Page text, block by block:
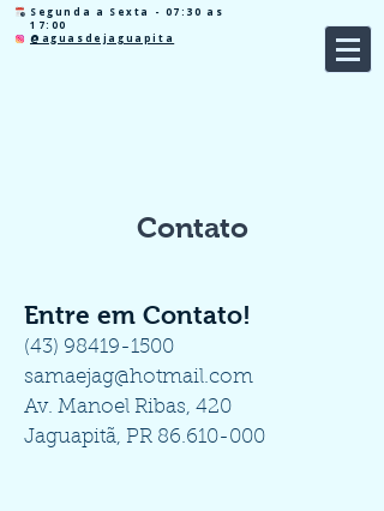
@aguasdejaguapita
Segunda a Sexta - 07:30 as
17:00
Contato
Entre em Contato!
(43) 98419-1500
samaejag@hotmail.com
Av. Manoel Ribas, 420
Jaguapitã, PR 86.610-000